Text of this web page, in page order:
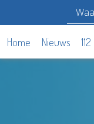
Home Nieuws 112